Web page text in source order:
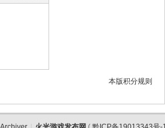
本版积分规则